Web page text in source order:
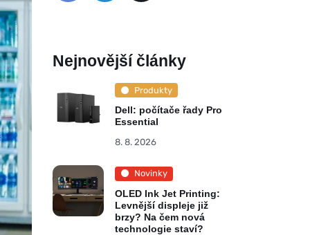
Nejnovější články
Produkty
Dell: počítače řady Pro
Essential
8. 8. 2026
Novinky
OLED Ink Jet Printing:
Levnější displeje již
brzy? Na čem nová
technologie staví?